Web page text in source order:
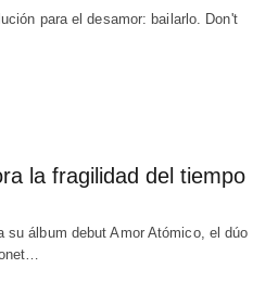
para el desamor: bailarlo. Don't
la fragilidad del tiempo
su álbum debut Amor Atómico, el dúo